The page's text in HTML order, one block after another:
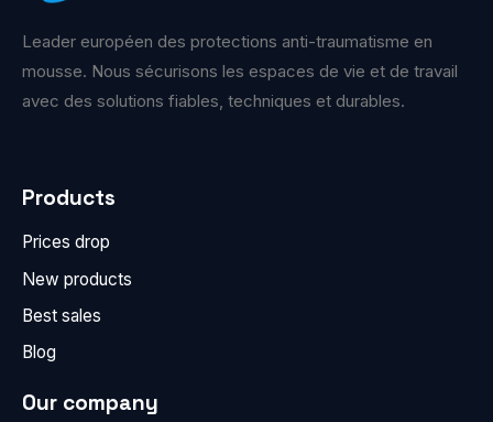
Leader européen des protections anti-traumatisme en
mousse. Nous sécurisons les espaces de vie et de travail
avec des solutions fiables, techniques et durables.
Products
Prices drop
New products
Best sales
Blog
Our company